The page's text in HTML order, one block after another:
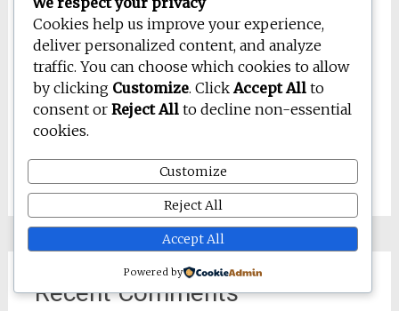
Tips Jitu Cepat Bangkit Dari Patah Hati
Rahasia Awet Muda Alami Tanpa Suntik Botox
Cara Cerdas Ubah Hobi Menjadi Sumber
Penghasilan
Trik Psikologi Baca Karakter Orang Lewat Mata
Cara Mudah Rawat Kucing Ras Di Rumah
Recent Comments
Cookies help us improve your experience,
deliver personalized content, and analyze
traffic. You can choose which cookies to allow
by clicking Customize. ClickAccept All to
consent or Reject All to decline non-essential
cookies.
Customize
Reject All
Accept All
Powered by